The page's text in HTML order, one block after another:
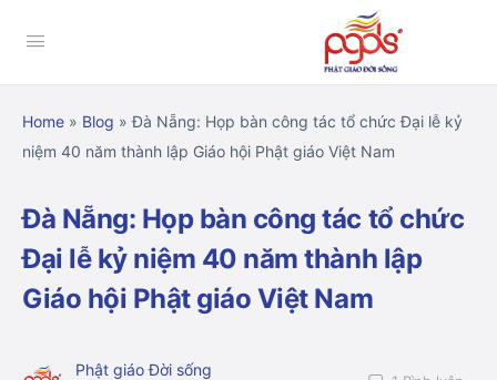
Home » Blog »Đà Nẵng: Họp bàn công tác tổ chức Đại lễ kỷ
niệm 40 năm thành lập Giáo hội Phật giáo Việt Nam
Đà Nẵng: Họp bàn công tác tổ chức
Đại lễ kỷ niệm 40 năm thành lập
Giáo hội Phật giáo Việt Nam
Phật giáo Đời sống